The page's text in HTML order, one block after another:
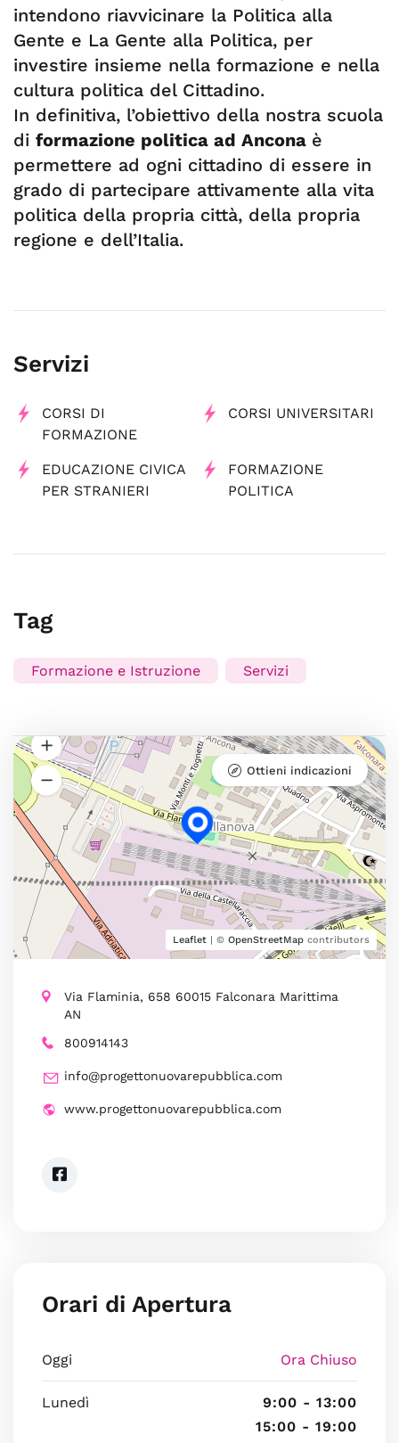
intendono riavvicinare la Politica alla
Gente e La Gente alla Politica, per
investire insieme nella formazione e nella
cultura politica del Cittadino.
In definitiva, l’obiettivo della nostra scuola
di formazione politica ad Ancona è
permettere ad ogni cittadino di essere in
grado di partecipare attivamente alla vita
politica della propria città, della propria
regione e dell’Italia.
Servizi
CORSI DI
FORMAZIONE
CORSI UNIVERSITARI
EDUCAZIONE CIVICA
PER STRANIERI
FORMAZIONE
POLITICA
Tag
Formazione e Istruzione Servizi
Leaflet | © OpenStreetMap contributors
Ottieni indicazioni
Via Flaminia, 658 60015 Falconara Marittima
AN
800914143
info@progettonuovarepubblica.com
www.progettonuovarepubblica.com
Orari di Apertura
Oggi Ora Chiuso
Lunedì
9:00 - 13:00
15:00 - 19:00